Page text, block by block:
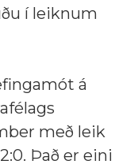
í leiknum
á
með leik
Það er eini